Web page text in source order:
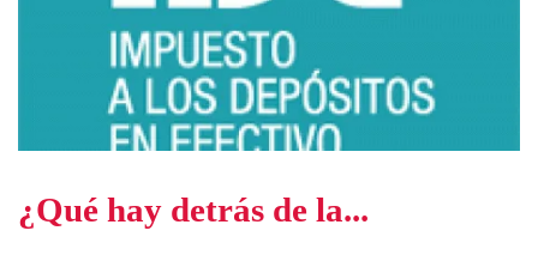
¿Qué hay detrás de la...